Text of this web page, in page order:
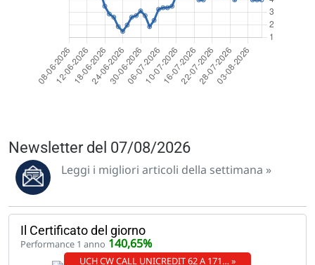
Newsletter del 07/08/2026
Leggi i migliori articoli della settimana »
Il Certificato del giorno
Performance 1 anno 140,65%
UCH CW CALL UNICREDIT 62 A 171… »